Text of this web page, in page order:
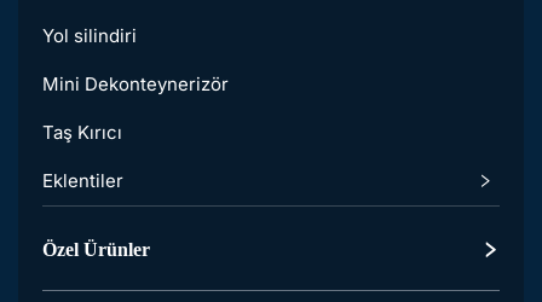
Yol silindiri
Mini Dekonteynerizör
Taş Kırıcı
Eklentiler
Ekskavatör Aksesuarları
Skid Steer Yükleyici Aksesuarları
Özel Ürünler